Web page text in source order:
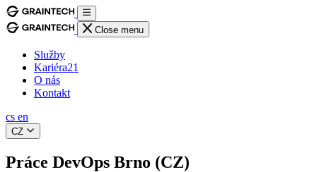
Close menu
Služby
Kariéra21
O nás
Kontakt
cs en
CZ
Práce DevOps Brno (CZ)